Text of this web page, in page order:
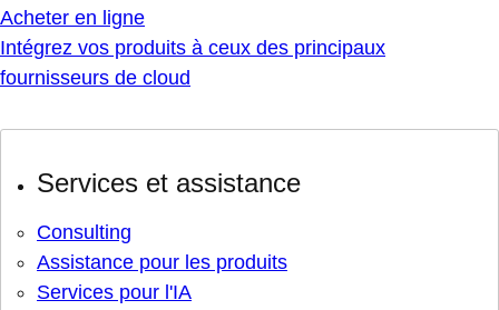
Acheter en ligne
Intégrez vos produits à ceux des principaux
fournisseurs de cloud
Services et assistance
Consulting
Assistance pour les produits
Services pour l'IA